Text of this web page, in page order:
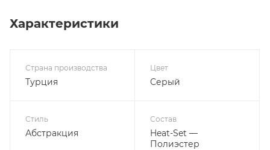
Характеристики
Страна производства
Турция
Цвет
Серый
Стиль
Абстракция
Состав
Heat-Set —
Полиэстер